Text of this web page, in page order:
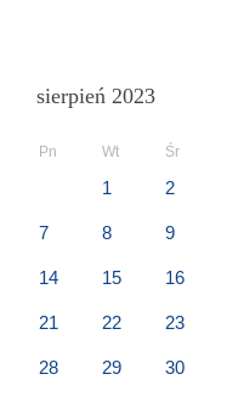
sierpień 2023
Pn Wt Śr
1 2
7 8 9
14 15 16
21 22 23
28 29 30